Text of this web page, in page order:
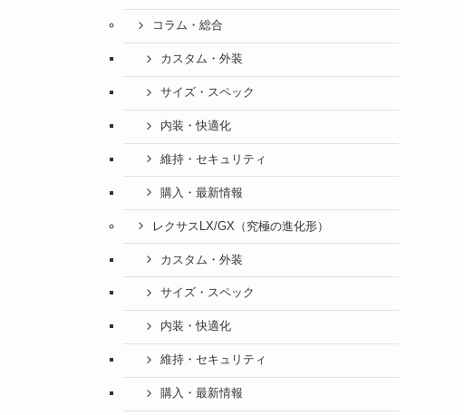
コラム・総合
カスタム・外装
サイズ・スペック
内装・快適化
維持・セキュリティ
購入・最新情報
レクサスLX/GX（究極の進化形）
カスタム・外装
サイズ・スペック
内装・快適化
維持・セキュリティ
購入・最新情報